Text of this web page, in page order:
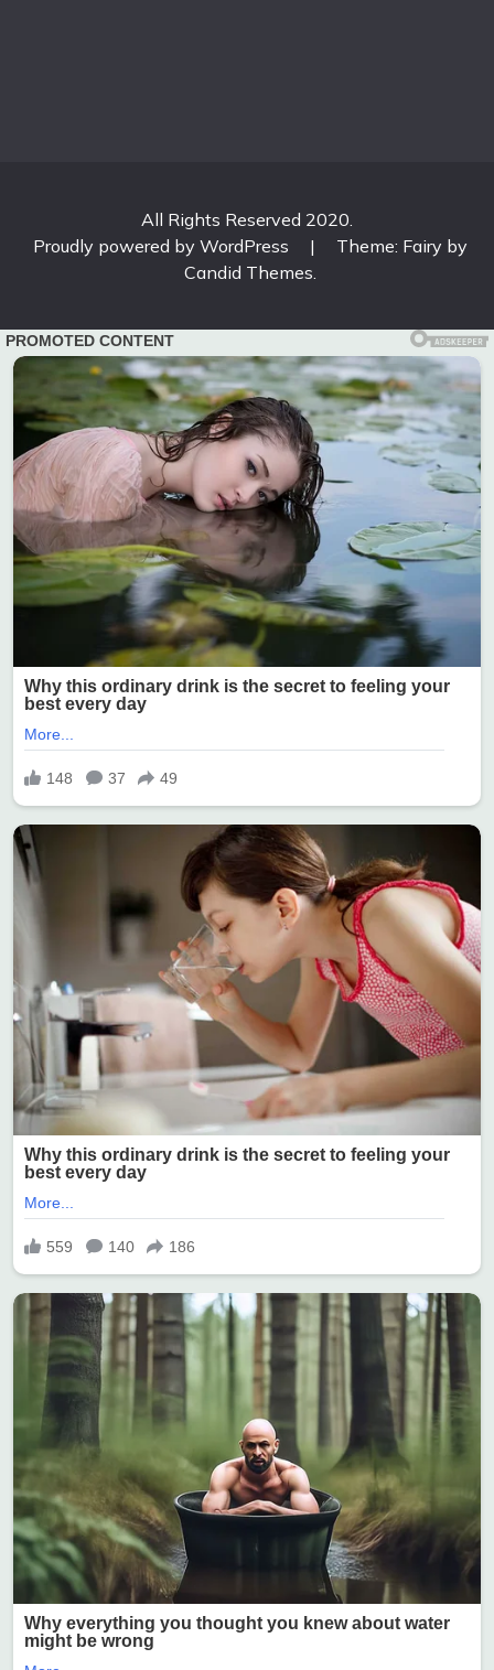
All Rights Reserved 2020.
Proudly powered by WordPress
|
Theme: Fairy by
Candid Themes